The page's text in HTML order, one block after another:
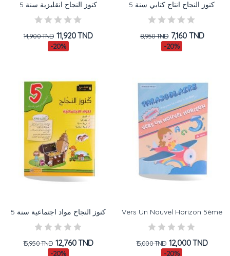
كنوز النجاح انقليزية سنة 5
14,900 TND 11,920 TND
-20%
كنوز النجاح انتاج كتابي سنة 5
8,950 TND 7,160 TND
-20%
كنوز النجاح مواد اجتماعية سنة 5
15,950 TND 12,760 TND
-20%
Vers Un Nouvel Horizon 5ème
15,000 TND 12,000 TND
-20%